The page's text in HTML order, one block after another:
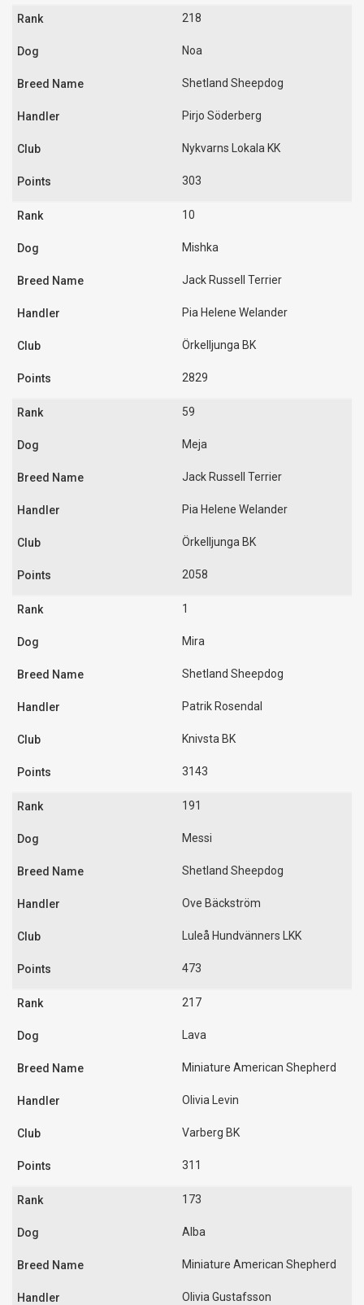
218
Noa
Shetland Sheepdog
Pirjo Söderberg
Nykvarns Lokala KK
303
10
Mishka
Jack Russell Terrier
Pia Helene Welander
Örkelljunga BK
2829
59
Meja
Jack Russell Terrier
Pia Helene Welander
Örkelljunga BK
2058
1
Mira
Shetland Sheepdog
Patrik Rosendal
Knivsta BK
3143
191
Messi
Shetland Sheepdog
Ove Bäckström
Luleå Hundvänners LKK
473
217
Lava
Miniature American Shepherd
Olivia Levin
Varberg BK
311
173
Alba
Miniature American Shepherd
Olivia Gustafsson